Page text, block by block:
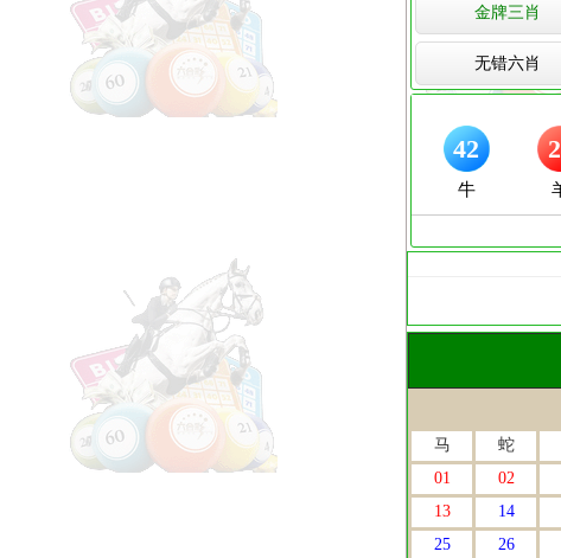
金牌三肖
无错六肖
马
蛇
01
02
13
14
25
26